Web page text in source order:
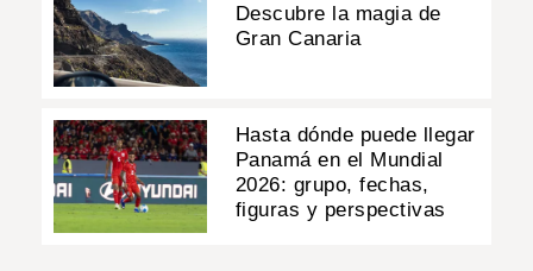
Descubre la magia de
Gran Canaria
Hasta dónde puede llegar
Panamá en el Mundial
2026: grupo, fechas,
figuras y perspectivas